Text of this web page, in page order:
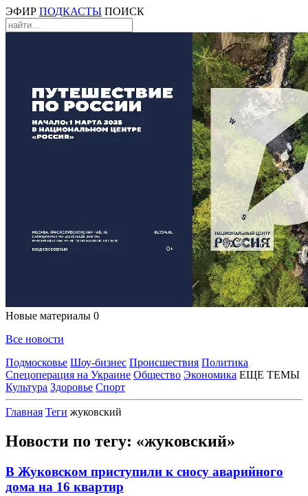
ЭФИР ПОДКАСТЫ ПОИСК
Новые материалы 0
Все новости
Подмосковье Шоу-бизнес Происшествия Политика
Спецоперация на Украине Общество Экономика ЕЩЕ ТЕМЫ
Культура Здоровье Спорт
Главная Теги жуковский
Новости по тегу: «жуковский»
В Жуковском приступили к сносу аварийного
дома на 16 квартир